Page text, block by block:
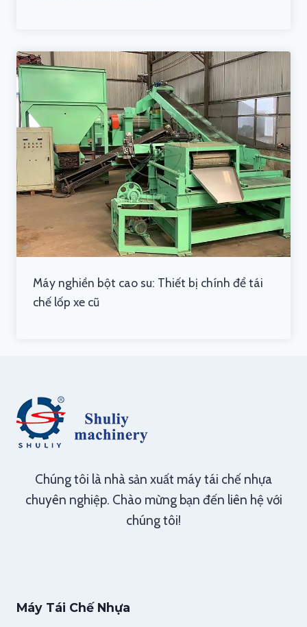
Máy nghiền bột cao su: Thiết bị chính để tái
chế lốp xe cũ
Chúng tôi là nhà sản xuất máy tái chế nhựa
chuyên nghiệp. Chào mừng bạn đến liên hệ với
chúng tôi!
Máy Tái Chế Nhựa